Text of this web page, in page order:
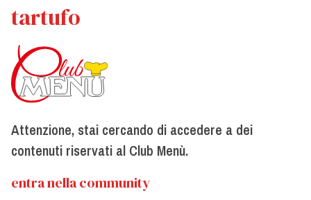
CURIOSITÀ
SHOWROOM
LAVORA CON NOI
tartufo
Attenzione, stai cercando di accedere a dei
contenuti riservati al Club Menù.
entra nella community